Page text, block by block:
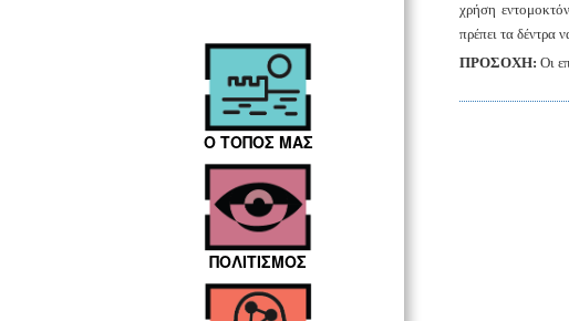
Ο ΤΟΠΟΣ ΜΑΣ
ΠΟΛΙΤΙΣΜΟΣ
χρήση
πρέπει τα δέντρα
ΠΡΟΣΟΧΗ: Οι